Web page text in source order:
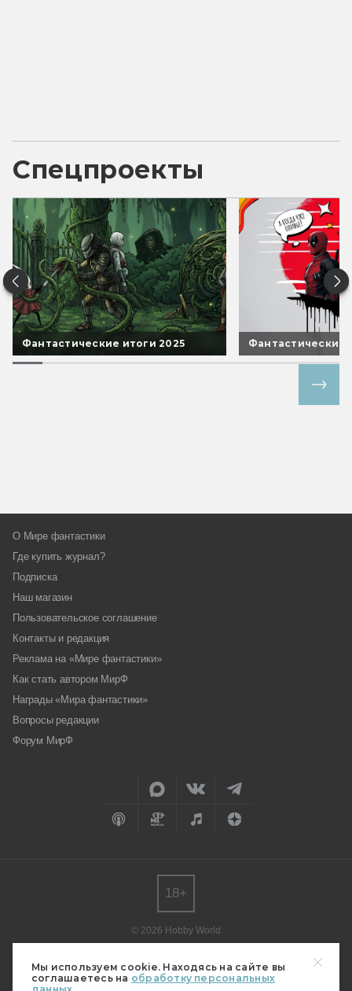
Мы используем cookie. Находясь на сайте вы
соглашаетесь на обработку персональных
Спецпроекты
Фантастические итоги 2025 Фантастические
О Мире фантастики
Где купить журнал?
Подписка
Наш магазин
Пользовательское соглашение
Контакты и редакция
Реклама на «Мире фантастики»
Как стать автором МирФ
Награды «Мира фантастики»
Вопросы редакции
Форум МирФ
© 2026 Hobby World
редакции.
Мнение авторов может не совпадать с мнением редакции.
18+